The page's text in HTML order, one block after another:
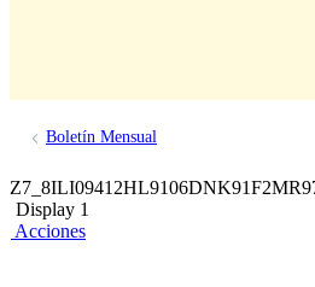
Boletín Mensual
Display 1
Acciones